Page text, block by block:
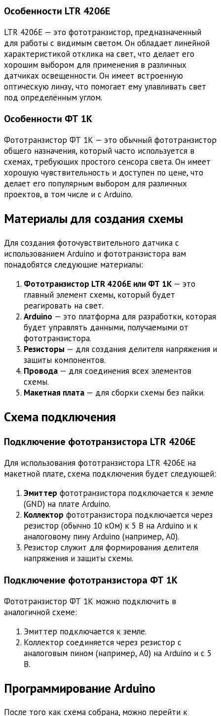
Особенности LTR 4206E
LTR 4206E — это фототранзистор, предназначенный
для работы с видимым светом. Он обладает линейной
характеристикой отклика на свет, что делает его
хорошим выбором для применения в различных
датчиках освещенности. Он имеет встроенную
оптическую линзу, что помогает ему улавливать свет
под определённым углом.
Особенности ФТ 1К
Фототранзистор ФТ 1К — это обычный фототранзистор
общего назначения, который часто используется в
схемах, требующих простого сенсора света. Он имеет
хорошую чувствительность и доступен по цене, что
делает его популярным выбором для различных
проектов, в том числе и с Arduino.
Материалы для создания схемы
Для создания фоточувствительного датчика с
использованием Arduino и фототранзистора вам
понадобятся следующие материалы:
Фототранзистор LTR 4206E или ФТ 1К — это
главный элемент схемы, который будет
реагировать на свет.
Arduino — это платформа для разработки, которая
будет управлять данными, получаемыми от
фототранзистора.
Резисторы — для создания делителя напряжения и
защиты компонентов.
Провода — для соединения всех элементов
схемы.
Макетная плата — для сборки схемы без пайки.
Схема подключения
Подключение фототранзистора LTR 4206E
Для использования фототранзистора LTR 4206E на
макетной плате, схема подключения будет следующей:
Эмиттер фототранзистора подключается к земле
(GND) на плате Arduino.
Коллектор фототранзистора подключается через
резистор (обычно 10 кОм) к 5 В на Arduino и к
аналоговому пину Arduino (например, A0).
Резистор служит для формирования делителя
напряжения и защиты схемы.
Подключение фототранзистора ФТ 1К
Фототранзистор ФТ 1К можно подключить в
аналогичной схеме:
Эмиттер подключается к земле.
Коллектор соединяется через резистор с
аналоговым пином (например, A0) на Arduino и с 5
В.
Программирование Arduino
После того как схема собрана, можно перейти к